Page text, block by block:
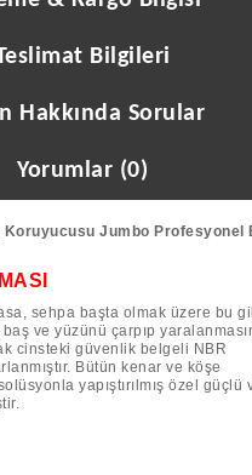
Bilgileri
Hakkında Sorular
Yorumlar (0)
Koruyucusu Jumbo Profesyonel
sehpa başta olmak üzere bu
ve yüzünü çarpıp
cinsteki güvenlik belgeli NBR
Bütün kenar ve köşe
yapıştırılmış özel güçlü